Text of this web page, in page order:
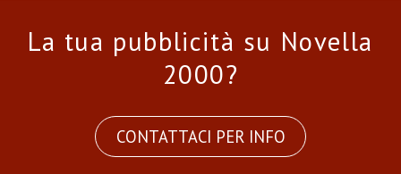
La tua pubblicità su Novella
2000?
CONTATTACI PER INFO